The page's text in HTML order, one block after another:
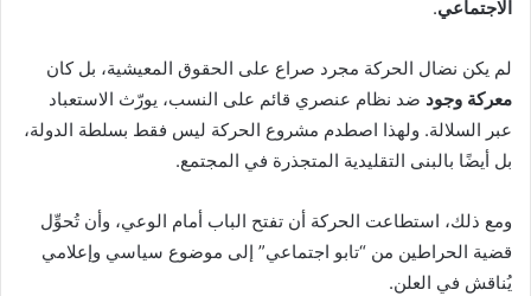
الاجتماعي.
لم يكن نضال الحركة مجرد صراع على الحقوق المعيشية، بل كان
معركة وجود ضد نظام عنصري قائم على النسب، يورّث الاستعباد
عبر السلالة. ولهذا اصطدم مشروع الحركة ليس فقط بسلطة الدولة،
بل أيضًا بالبنى التقليدية المتجذرة في المجتمع.
ومع ذلك، استطاعت الحركة أن تفتح الباب أمام الوعي، وأن تُحوِّل
قضية الحراطين من “تابو اجتماعي” إلى موضوع سياسي وإعلامي
يُناقش في العلن.